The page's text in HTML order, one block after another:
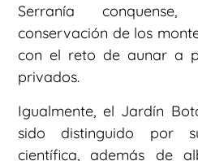
Serranía
conservación de los
con el reto de aunar a
privados.
Igualmente, el Jardín
sido distinguido por
científica, además de